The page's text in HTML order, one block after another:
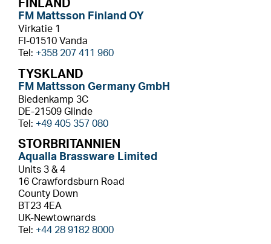
FINLAND
FM Mattsson Finland OY
Virkatie 1
FI-01510 Vanda
Tel: +358 207 411 960
TYSKLAND
FM Mattsson Germany GmbH
Biedenkamp 3C
DE-21509 Glinde
Tel: +49 405 357 080
STORBRITANNIEN
Aqualla Brassware Limited
Units 3 & 4
16 Crawfordsburn Road
County Down
BT23 4EA
UK-Newtownards
Tel: +44 28 9182 8000